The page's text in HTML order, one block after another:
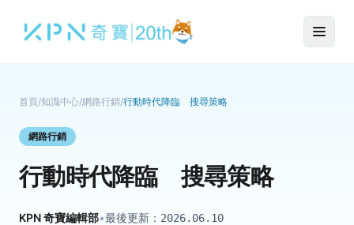
首頁/知識中心/網路行銷/行動時代降臨 搜尋策略
網路行銷
行動時代降臨 搜尋策略
KPN 奇寶編輯部•最後更新： 2026.06.10